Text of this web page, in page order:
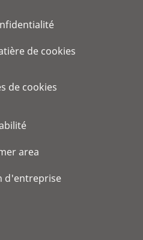
de cookies
de cookies
area
d'entreprise